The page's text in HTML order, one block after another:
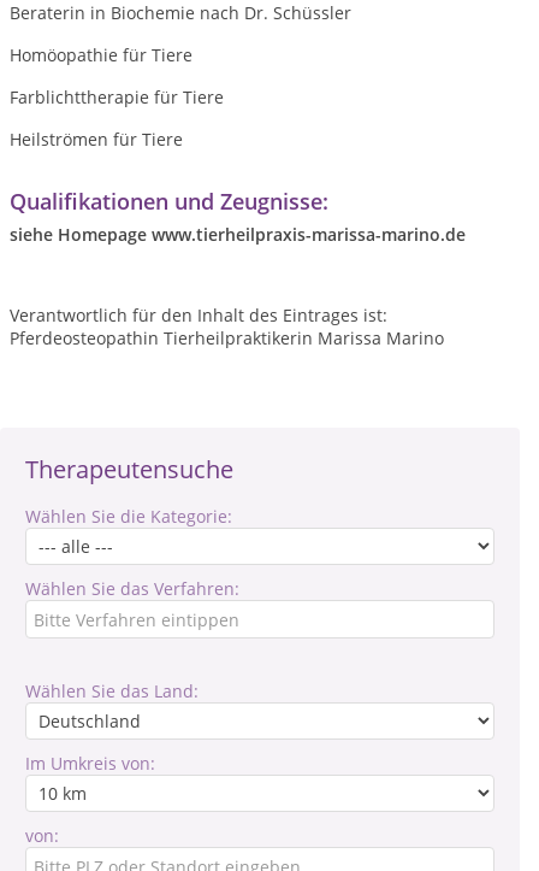
Therapeutensuche
Wählen Sie die Kategorie:
Wählen Sie das Verfahren:
Wählen Sie das Land:
Im Umkreis von:
von:
Beraterin in Biochemie nach Dr. Schüssler
Homöopathie für Tiere
Farblichttherapie für Tiere
Heilströmen für Tiere
Qualifikationen und Zeugnisse:
siehe Homepage www.tierheilpraxis-marissa-marino.de
Verantwortlich für den Inhalt des Eintrages ist:
Pferdeosteopathin Tierheilpraktikerin Marissa Marino